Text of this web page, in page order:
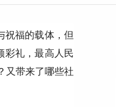
祝福的载体，但
彩礼，最高人民
又带来了哪些社